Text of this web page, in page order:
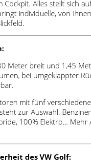
Alles stellt sich
individuelle, von
Meter breit und 1,45
bei umgeklappter
mit fünf
zur Auswahl.
100% Elektro… Mehr
des VW Golf: